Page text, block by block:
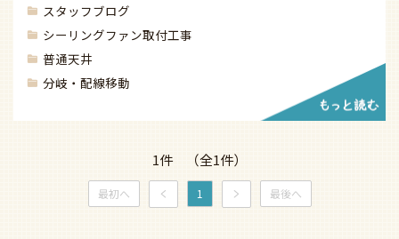
スタッフブログ
シーリングファン取付工事
普通天井
分岐・配線移動
1件 （全1件）
最初へ 1 最後へ